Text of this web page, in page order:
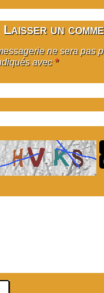
Laisser un
ne sera pas
avec *